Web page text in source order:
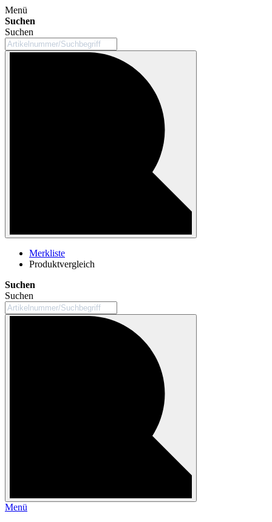
Menü
Suchen
Suchen
Merkliste
Produktvergleich
Suchen
Suchen
Menü